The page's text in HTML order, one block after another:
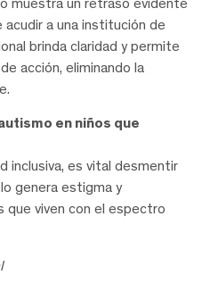
a una institución de
brinda claridad y permite
acción, eliminando la
en niños que
inclusiva, es vital desmentir
genera estigma y
que viven con el espectro